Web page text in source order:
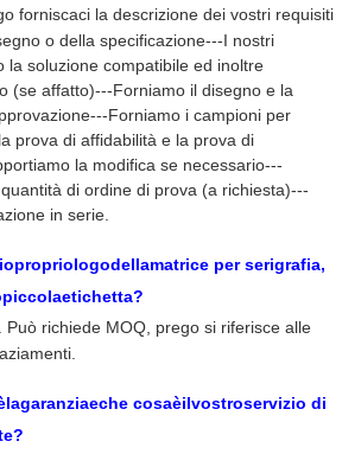
forniscaci la descrizione dei vostri requisiti
o della specificazione---I nostri
la soluzione compatibile ed inoltre
(se affatto)---Forniamo il disegno e la
Forniamo i campioni per
prova di affidabilità e la prova di
la modifica se necessario---
di ordine di prova (a richiesta)---
in serie.
per serigrafia,
Può richiede MOQ, prego si riferisce alle
cosaèilvostroservizio di